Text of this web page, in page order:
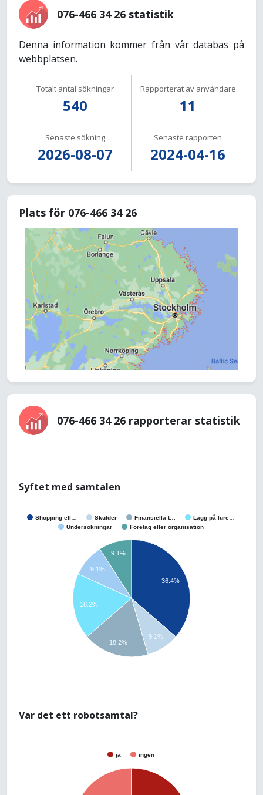
076-466 34 26 statistik
Denna information kommer från vår databas på
webbplatsen.
Totalt antal sökningar
540
Rapporterat av användare
11
Senaste sökning
2026-08-07
Senaste rapporten
2024-04-16
Plats för 076-466 34 26
076-466 34 26 rapporterar statistik
Syftet med samtalen
Shopping ell… Skulder Finansiella t…
Lägg på lure…
Undersökningar
Företag eller organisation
36.4%
9.1%
9.1%
9.1%
18.2%
18.2%
Var det ett robotsamtal?
ja ingen